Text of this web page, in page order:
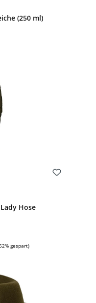
(250 ml)
Preis:
Hose
gespart)